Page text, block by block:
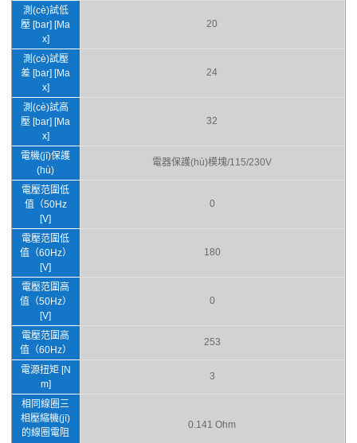
測(cè)試低
壓 [bar] [Ma
x]
20
測(cè)試壓
差 [bar] [Ma
x]
24
測(cè)試高
壓 [bar] [Ma
x]
32
電機(jī)保護
(hù)
電器保護(hù)模塊/115/230V
電壓范圍低
值（50Hz
[V]
0
電壓范圍低
值（60Hz）
[V]
180
電壓范圍高
值（50Hz）
[V]
0
電壓范圍高
值（60Hz）
253
電源扭矩 [N
m]
3
相同線圈三
相壓縮機(jī)
的線圈電阻
0.141 Ohm